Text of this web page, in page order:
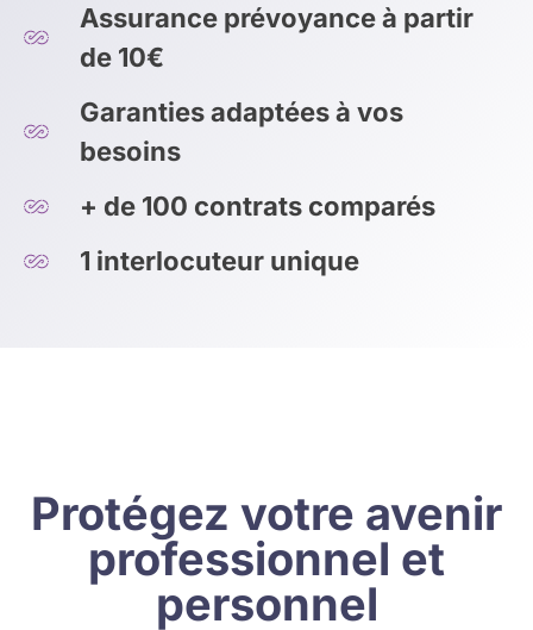
Assurance prévoyance à partir
de 10€
Garanties adaptées à vos
besoins
+ de 100 contrats comparés
1 interlocuteur unique
Protégez votre avenir
professionnel et
personnel